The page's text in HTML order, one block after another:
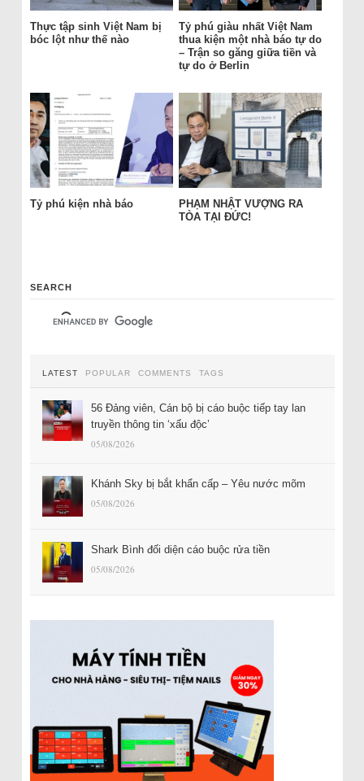
Thực tập sinh Việt Nam bị
bóc lột như thế nào
Tỷ phú giàu nhất Việt Nam
thua kiện một nhà báo tự do
– Trận so găng giữa tiền và
tự do ở Berlin
Tỷ phú kiện nhà báo
PHẠM NHẬT VƯỢNG RA
TÒA TẠI ĐỨC!
SEARCH
LATEST POPULAR COMMENTS TAGS
56 Đảng viên, Cán bộ bị cáo buộc tiếp tay lan
truyền thông tin ‘xấu độc’
05/08/2026
Khánh Sky bị bắt khẩn cấp – Yêu nước mõm
05/08/2026
Shark Bình đối diện cáo buộc rửa tiền
05/08/2026